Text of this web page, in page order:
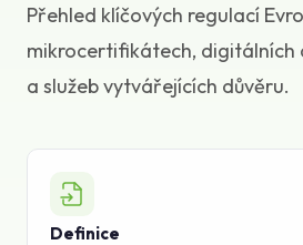
O CloudTeam
Pro eventové společnosti
Znalostní báze
Přehled klíčových regulací
mikrocertifikátech,
a služeb vytvářejících důvěru.
Definice